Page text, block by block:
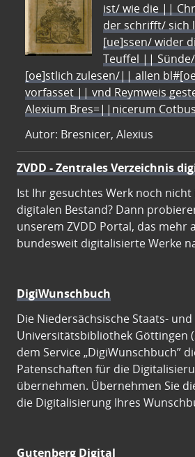
ist/ wie die ||
der schrifft/
[ue]ssen/ wider
Teuffel ||
[oe]stlich zulesen/|| allen
vorfasset || vnd Reymweis
Alexium Bres=||nicerum
Autor: Bresnicer, Alexius
ZVDD - Zentrales Verzeichnis
Ist Ihr gesuchtes Werk noch
digitalen Bestand? Dann
unserem ZVDD Portal, das mehr
bundesweit digitalisierte Werke
DigiWunschbuch
Die Niedersächsische Staats- und
Universitätsbibliothek Göttingen
dem Service „DigiWunschbuch”
Patenschaften für die
übernehmen. Übernehmen Sie
die Digitalisierung Ihres
Gutenberg Digital